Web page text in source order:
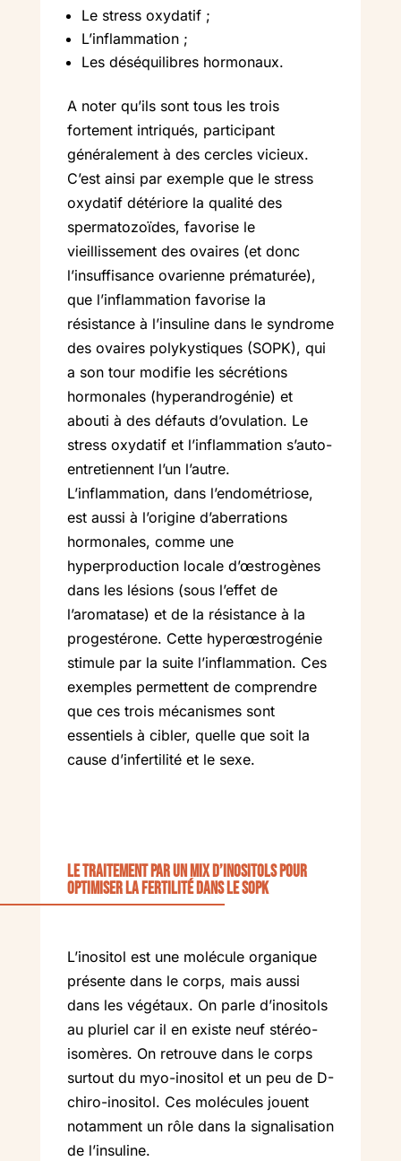
Le stress oxydatif ;
L’inflammation ;
Les déséquilibres hormonaux.
A noter qu’ils sont tous les trois
fortement intriqués, participant
généralement à des cercles vicieux.
C’est ainsi par exemple que le stress
oxydatif détériore la qualité des
spermatozoïdes, favorise le
vieillissement des ovaires (et donc
l’insuffisance ovarienne prématurée),
que l’inflammation favorise la
résistance à l’insuline dans le syndrome
des ovaires polykystiques (SOPK), qui
a son tour modifie les sécrétions
hormonales (hyperandrogénie) et
abouti à des défauts d’ovulation. Le
stress oxydatif et l’inflammation s’auto-
entretiennent l’un l’autre.
L’inflammation, dans l’endométriose,
est aussi à l’origine d’aberrations
hormonales, comme une
hyperproduction locale d’œstrogènes
dans les lésions (sous l’effet de
l’aromatase) et de la résistance à la
progestérone. Cette hyperœstrogénie
stimule par la suite l’inflammation. Ces
exemples permettent de comprendre
que ces trois mécanismes sont
essentiels à cibler, quelle que soit la
cause d’infertilité et le sexe.
Le traitement par un mix d’inositols pour
optimiser la fertilité dans le SOPK
L’inositol est une molécule organique
présente dans le corps, mais aussi
dans les végétaux. On parle d’inositols
au pluriel car il en existe neuf stéréo-
isomères. On retrouve dans le corps
surtout du myo-inositol et un peu de D-
chiro-inositol. Ces molécules jouent
notamment un rôle dans la signalisation
de l’insuline.